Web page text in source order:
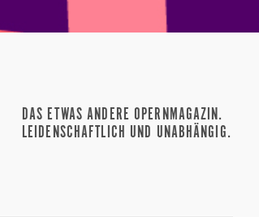
DAS ETWAS ANDERE OPERNMAGAZIN.
LEIDENSCHAFTLICH UND UNABHÄNGIG.